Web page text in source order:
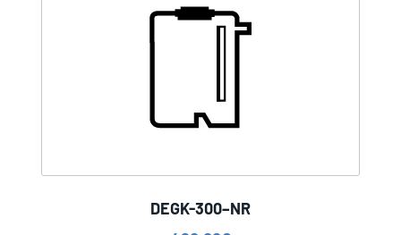
DEGK-300–NR